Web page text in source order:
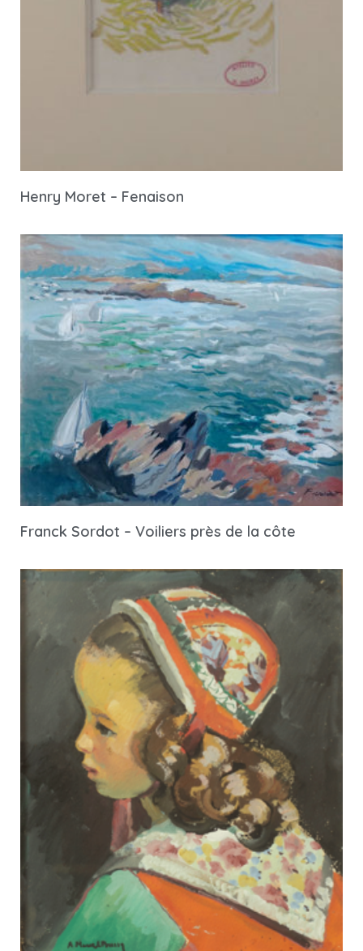
Henry Moret – Fenaison
Franck Sordot – Voiliers près de la côte